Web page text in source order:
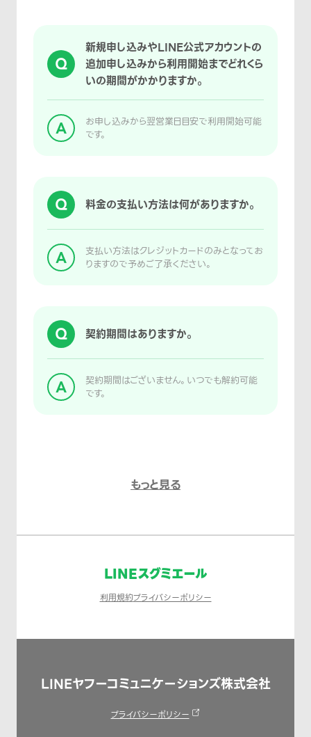
Q
新規申し込みやLINE公式アカウントの
追加申し込みから利用開始までどれくら
いの期間がかかりますか。
A
お申し込みから翌営業日目安で利用開始可能
です。
Q 料金の支払い方法は何がありますか。
A
支払い方法はクレジットカードのみとなってお
りますので予めご了承ください。
Q 契約期間はありますか。
A
契約期間はございません。いつでも解約可能
です。
もっと見る
LINEスグミエール
利用規約プライバシーポリシー
LINEヤフーコミュニケーションズ株式会社
プライバシーポリシー